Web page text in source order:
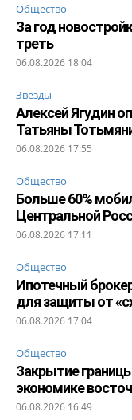
Общество
За год
треть
06.08.2026 18:04
Звезды
Алексей Ягудин
Татьяны
06.08.2026 17:55
Общество
Больше 60%
Центральной
06.08.2026 17:11
Общество
Ипотечный
для защиты от
06.08.2026 17:04
Общество
Закрытие
экономике
06.08.2026 16:49